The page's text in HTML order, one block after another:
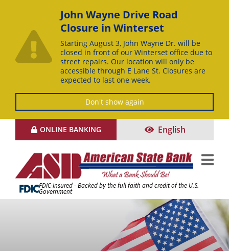
John Wayne Drive Road
Closure in Winterset
Starting August 3, John Wayne Dr. will be
closed in front of our Winterset office due to
street repairs. Our location will only be
accessible through E Lane St. Closures are
expected to last one week.
Don't show again
ONLINE BANKING English
FDIC-Insured - Backed by the full faith and credit of the U.S.
Government